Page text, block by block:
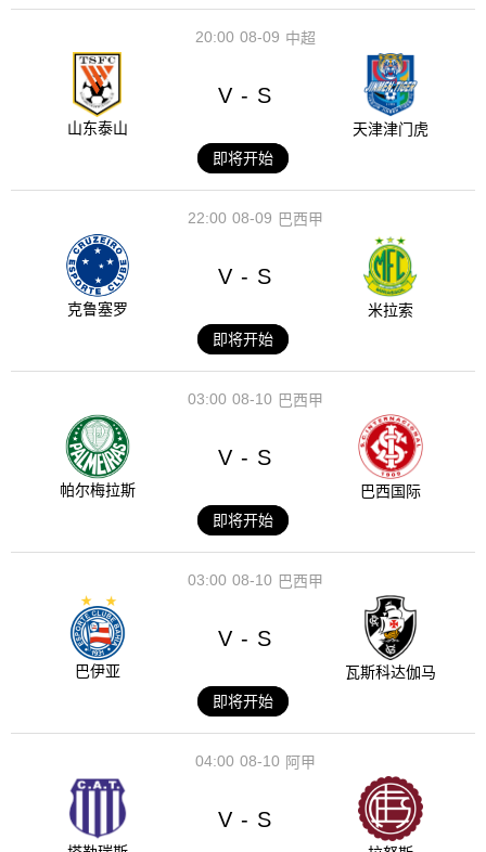
08-09
20:00 中超
山东泰山
V - S
天津津门虎
即将开始
08-09
22:00 巴西甲
克鲁塞罗
V - S
米拉索
即将开始
08-10
03:00 巴西甲
帕尔梅拉斯
V - S
巴西国际
即将开始
08-10
03:00 巴西甲
巴伊亚
V - S
瓦斯科达伽马
即将开始
08-10
04:00 阿甲
V - S